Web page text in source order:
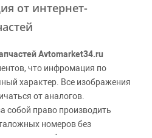
от интернет-
Avtomarket34.ru
что инфромация по
характер. Все изображения
от аналогов.
собой право производить
номеров без